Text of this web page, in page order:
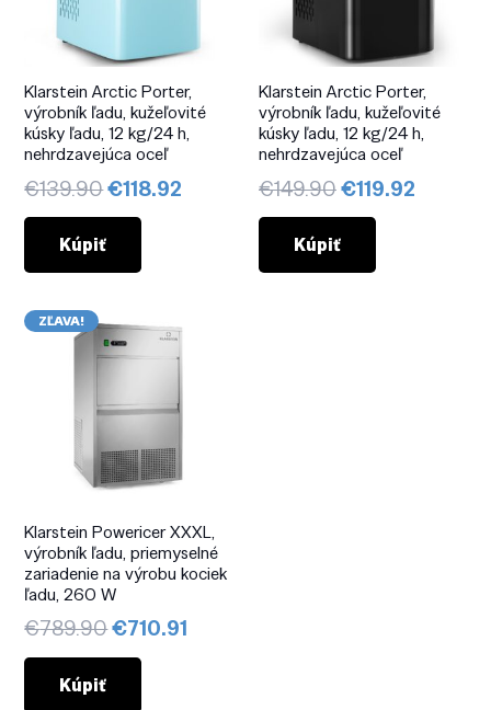
Klarstein Arctic Porter,
výrobník ľadu, kužeľovité
kúsky ľadu, 12 kg/24 h,
nehrdzavejúca oceľ
€139.90Pôvodná
cena
€139.90.
€118.92 Aktuálna
€118.92.
Kúpiť
Klarstein Arctic Porter,
výrobník ľadu, kužeľovité
kúsky ľadu, 12 kg/24 h,
nehrdzavejúca oceľ
€149.90Pôvodná
cena
bola:
€149.90.
€119.92
Kúpiť
ZĽAVA!
Klarstein Powericer XXXL,
výrobník ľadu, priemyselné
zariadenie na výrobu kociek
ľadu, 260 W
€789.90Pôvodná
cena
€710.91
Kúpiť